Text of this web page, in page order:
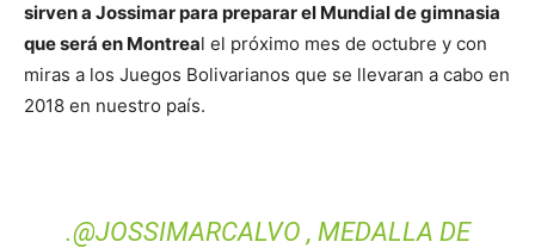
sirven a Jossimar para preparar el Mundial de gimnasia
que será en Montreal el próximo mes de octubre y con
miras a los Juegos Bolivarianos que se llevaran a cabo en
2018 en nuestro país.
.@JOSSIMARCALVO , MEDALLA DE